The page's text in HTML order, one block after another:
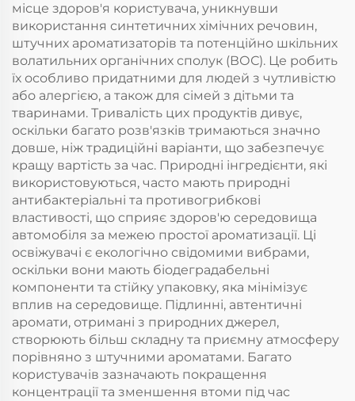
місце здоров'я користувача, уникнувши
використання синтетичних хімічних речовин,
штучних ароматизаторів та потенційно шкільних
волатильних органічних сполук (ВОС). Це робить
їх особливо придатними для людей з чутливістю
або алергією, а також для сімей з дітьми та
тваринами. Тривалість цих продуктів дивує,
оскільки багато розв'язків тримаються значно
довше, ніж традиційні варіанти, що забезпечує
кращу вартість за час. Природні інгредієнти, які
використовуються, часто мають природні
антибактеріальні та противогрибкові
властивості, що сприяє здоров'ю середовища
автомобіля за межею простої ароматизації. Ці
освіжувачі є екологічно свідомими вибрами,
оскільки вони мають біодеградабельні
компоненти та стійку упаковку, яка мінімізує
вплив на середовище. Підлинні, автентичні
аромати, отримані з природних джерел,
створюють більш складну та приємну атмосферу
порівняно з штучними ароматами. Багато
користувачів зазначають покращення
концентрації та зменшення втоми під час